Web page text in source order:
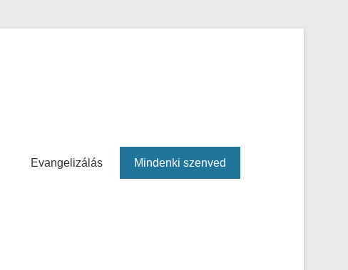
Evangelizálás Mindenki szenved